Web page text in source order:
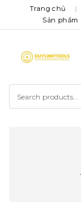
Trang chủ
Sản phẩm